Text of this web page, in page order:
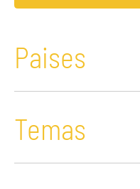
Paises
Temas